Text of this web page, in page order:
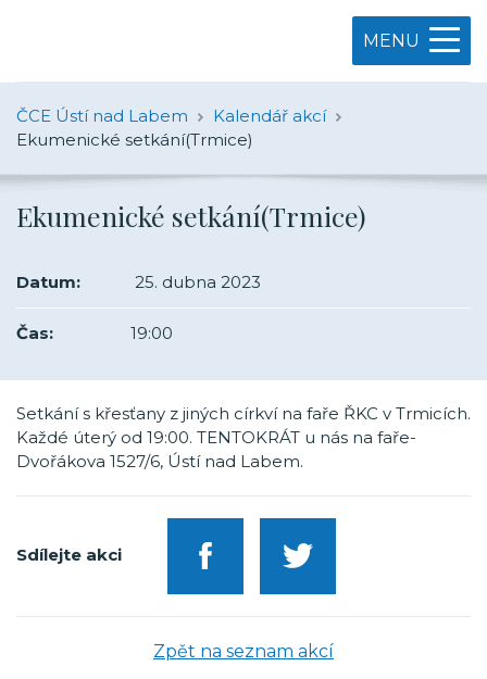
MENU
ČCE Ústí nad Labem
Kalendář akcí
Ekumenické setkání(Trmice)
Ekumenické setkání(Trmice)
Datum: 25. dubna 2023
Čas: 19:00
Setkání s křesťany z jiných církví na faře ŘKC v Trmicích.
Každé úterý od 19:00. TENTOKRÁT u nás na faře-
Dvořákova 1527/6, Ústí nad Labem.
Sdílejte akci
Zpět na seznam akcí